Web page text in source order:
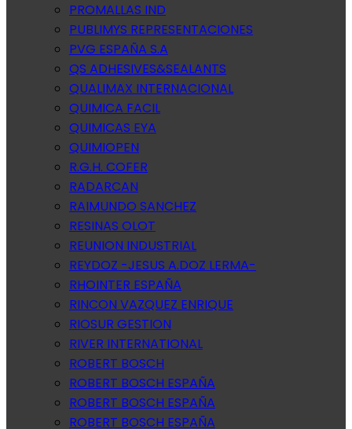
PROMALLAS IND
PUBLIMYS REPRESENTACIONES
PVG ESPAÑA S.A
QS ADHESIVES&SEALANTS
QUALIMAX INTERNACIONAL
QUIMICA FACIL
QUIMICAS EYA
QUIMIOPEN
R.G.H. COFER
RADARCAN
RAIMUNDO SANCHEZ
RESINAS OLOT
REUNION INDUSTRIAL
REYDOZ -JESUS A.DOZ LERMA-
RHOINTER ESPAÑA
RINCON VAZQUEZ ENRIQUE
RIOSUR GESTION
RIVER INTERNATIONAL
ROBERT BOSCH
ROBERT BOSCH ESPAÑA
ROBERT BOSCH ESPAÑA
ROBERT BOSCH ESPAÑA